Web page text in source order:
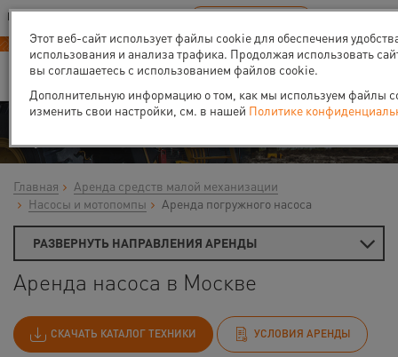
Ваш город:Москва
В Вашем регионе нет наших офисов RU EN
Главная
Аренда средств малой механизации
Насосы и мотопомпы
Аренда погружного насоса
РАЗВЕРНУТЬ НАПРАВЛЕНИЯ АРЕНДЫ
Аренда насоса в Москве
СКАЧАТЬ КАТАЛОГ ТЕХНИКИ УСЛОВИЯ АРЕНДЫ
Этот веб-сайт использует файлы cookie для обеспечения
использования и анализа трафика. Продолжая использовать
вы соглашаетесь с использованием файлов cookie.
Дополнительную информацию о том, как мы используем файлы
изменить свои настройки, см. в нашей Политике